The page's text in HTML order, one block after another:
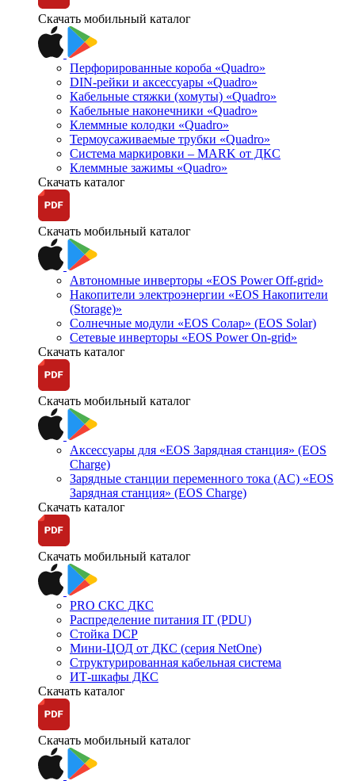
Скачать мобильный каталог
Перфорированные короба «Quadro»
DIN-рейки и аксессуары «Quadro»
Кабельные стяжки (хомуты) «Quadro»
Кабельные наконечники «Quadro»
Клеммные колодки «Quadro»
Термоусаживаемые трубки «Quadro»
Система маркировки – MARK от ДКС
Клеммные зажимы «Quadro»
Скачать каталог
Скачать мобильный каталог
Автономные инверторы «EOS Power Off-grid»
Накопители электроэнергии «EOS Накопители
(Storage)»
Солнечные модули «EOS Солар» (EOS Solar)
Сетевые инверторы «EOS Power On-grid»
Скачать каталог
Скачать мобильный каталог
Аксессуары для «EOS Зарядная станция» (EOS
Charge)
Зарядные станции переменного тока (AC) «EOS
Зарядная станция» (EOS Charge)
Скачать каталог
Скачать мобильный каталог
PRO СКС ДКС
Распределение питания IT (PDU)
Стойка DCP
Мини-ЦОД от ДКС (серия NetOne)
Структурированная кабельная система
ИТ-шкафы ДКС
Скачать каталог
Скачать мобильный каталог